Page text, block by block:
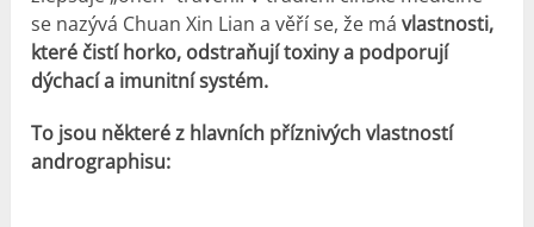
se nazývá Chuan Xin Lian a věří se, že mávlastnosti,
které čistí horko, odstraňují toxiny a podporují
dýchací a imunitní systém.
To jsou některé z hlavních příznivých vlastností
andrographisu: